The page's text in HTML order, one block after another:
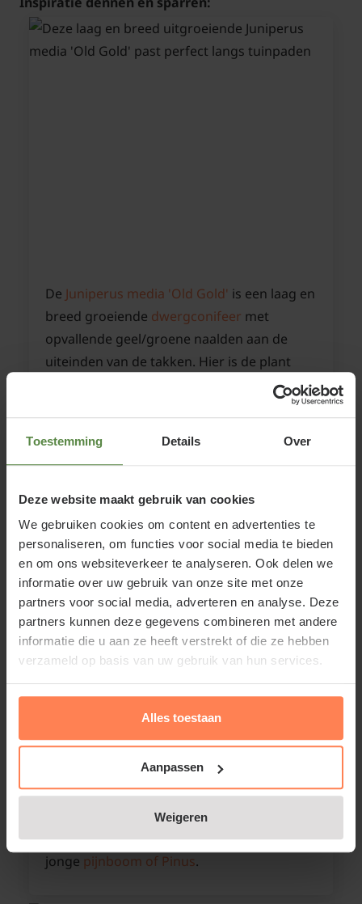
Toestemming Details Over
Deze website maakt gebruik van cookies
We gebruiken cookies om content en advertenties te
personaliseren, om functies voor social media te bieden
en om ons websiteverkeer te analyseren. Ook delen we
informatie over uw gebruik van onze site met onze
partners voor social media, adverteren en analyse. Deze
partners kunnen deze gegevens combineren met andere
informatie die u aan ze heeft verstrekt of die ze hebben
verzameld op basis van uw gebruik van hun services.
Alles toestaan
Aanpassen
Weigeren
De Juniperus media 'Old Gold' is een laag en
breed groeiende dwergconifeer met
opvallende geel/groene naalden aan de
uiteinden van de takken. Hier is de plant
gecombineerd met een soortgenoot die
Coniferen zijn een extreem grote groep
planten met dwergsoorten die niet hoger
worden dan 20 centimeter en dennen die
soms 10 meter of hoger groeien. In deze
tuin zijn bijvoorbeeld een compacte
Servische sparte zien en daarachter een
jonge pijnboom of Pinus.